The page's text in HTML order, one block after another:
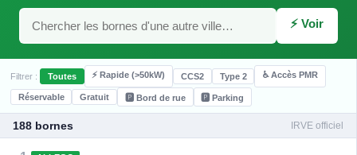
⚡ Voir
Filtrer : Toutes ⚡ Rapide (>50kW) CCS2 Type 2 ♿ Accès PMR
Réservable Gratuit 🅿️ Bord de rue 🅿️ Parking
188 bornes IRVE officiel
⚡ 22 kW
⚡ 14.49 kW
⚡ 22 kW
⚡ 22 kW
⚡ 120 kW